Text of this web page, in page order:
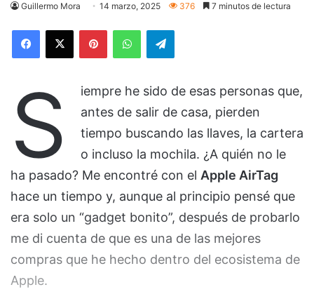
• Consola completamente digital
• Memoria RAM de 10GB
VER EN MERCADO LIBRE
Su diseño minimalista y la rapidez con la que
carga los juegos son dos de sus mayores
aciertos.
Ventajas
Precio accesible.
Muy silenciosa y compacta.